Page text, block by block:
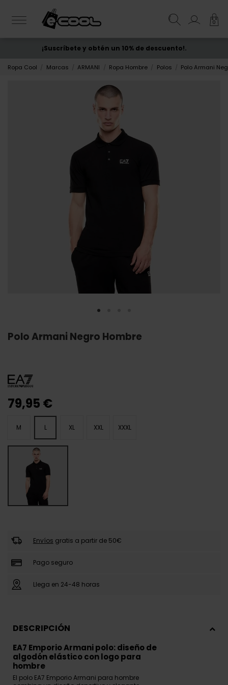
0
ENVÍO GRATIS desde 50€
¡Suscríbete y obtén un 10% de descuento!.
Ropa Cool Marcas ARMANI Ropa Hombre Polos Polo Armani
Polo Armani Negro Hombre
79,95 €
M L XL XXL XXXL
Envíos gratis a partir de 50€
Pago seguro
Llega en 24-48 horas
DESCRIPCIÓN
EA7 Emporio Armani polo: diseño de
algodón elástico con logo para
hombre
El polo EA7 Emporio Armani para hombre